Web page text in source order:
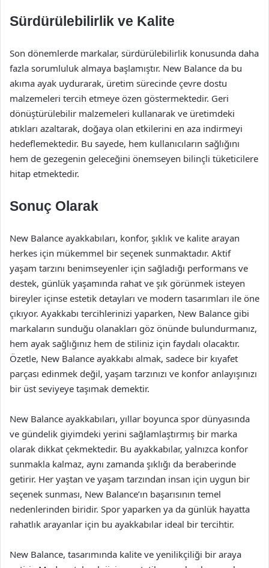
Sürdürülebilirlik ve Kalite
Son dönemlerde markalar, sürdürülebilirlik konusunda daha
fazla sorumluluk almaya başlamıştır. New Balance da bu
akıma ayak uydurarak, üretim sürecinde çevre dostu
malzemeleri tercih etmeye özen göstermektedir. Geri
dönüştürülebilir malzemeleri kullanarak ve üretimdeki
atıkları azaltarak, doğaya olan etkilerini en aza indirmeyi
hedeflemektedir. Bu sayede, hem kullanıcıların sağlığını
hem de gezegenin geleceğini önemseyen bilinçli tüketicilere
hitap etmektedir.
Sonuç Olarak
New Balance ayakkabıları, konfor, şıklık ve kalite arayan
herkes için mükemmel bir seçenek sunmaktadır. Aktif
yaşam tarzını benimseyenler için sağladığı performans ve
destek, günlük yaşamında rahat ve şık görünmek isteyen
bireyler içinse estetik detayları ve modern tasarımları ile öne
çıkıyor. Ayakkabı tercihlerinizi yaparken, New Balance gibi
markaların sunduğu olanakları göz önünde bulundurmanız,
hem ayak sağlığınız hem de stiliniz için faydalı olacaktır.
Özetle, New Balance ayakkabı almak, sadece bir kıyafet
parçası edinmek değil, yaşam tarzınızı ve konfor anlayışınızı
bir üst seviyeye taşımak demektir.
New Balance ayakkabıları, yıllar boyunca spor dünyasında
ve gündelik giyimdeki yerini sağlamlaştırmış bir marka
olarak dikkat çekmektedir. Bu ayakkabılar, yalnızca konfor
sunmakla kalmaz, aynı zamanda şıklığı da beraberinde
getirir. Her yaştan ve yaşam tarzından insan için uygun bir
seçenek sunması, New Balance’ın başarısının temel
nedenlerinden biridir. Spor yaparken ya da günlük hayatta
rahatlık arayanlar için bu ayakkabılar ideal bir tercihtir.
New Balance, tasarımında kalite ve yenilikçiliği bir araya